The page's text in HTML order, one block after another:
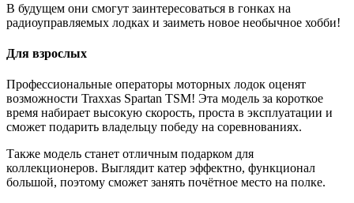
В будущем они смогут заинтересоваться в гонках на
радиоуправляемых лодках и заиметь новое необычное хобби!
Для взрослых
Профессиональные операторы моторных лодок оценят
возможности Traxxas Spartan TSM! Эта модель за короткое
время набирает высокую скорость, проста в эксплуатации и
сможет подарить владельцу победу на соревнованиях.
Также модель станет отличным подарком для
коллекционеров. Выглядит катер эффектно, функционал
большой, поэтому сможет занять почётное место на полке.